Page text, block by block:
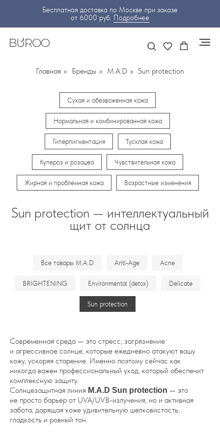
Бесплатная доставка по Москве при заказе
от 6000 руб. Подробнее
Главная » Бренды » M.A.D » Sun protection
Сухая и обезвоженная кожа
Нормальная и комбинированная кожа
Гиперпигментация Тусклая кожа
Купероз и розацеа Чувствительная кожа
Жирная и проблемная кожа Возрастные изменения
Sun protection — интеллектуальный
щит от солнца
Все товары M.A.D Anti-Age Acne
BRIGHTENING Environmental (detox) Delicate
Sun protection
Современная среда — это стресс, загрязнение
и агрессивное солнце, которые ежедневно атакуют вашу
кожу, ускоряя старение. Именно поэтому сейчас как
никогда важен профессиональный уход, который обеспечит
комплексную защиту.
Солнцезащитная линия M.A.D Sun protection — это
не просто барьер от UVA/UVB-излучения, но и активная
забота, дарящая коже удивительную шелковистость,
гладкость и ровный тон.